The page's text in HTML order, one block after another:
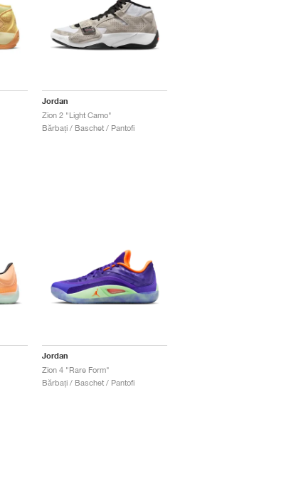
Jordan
Zion 2 "Light Camo"
Bărbați / Baschet / Pantofi
Jordan
Zion 4 "Rare Form"
Bărbați / Baschet / Pantofi